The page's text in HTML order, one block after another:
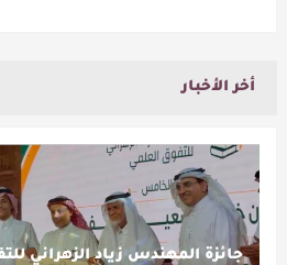
أخر الأخبار
جائزة المهندس زياد الزهراني